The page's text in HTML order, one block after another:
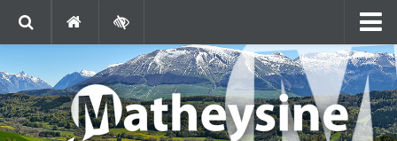
Matheysine Tourisme
Contact
Marchés Publics